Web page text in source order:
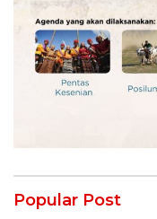
Popular Post